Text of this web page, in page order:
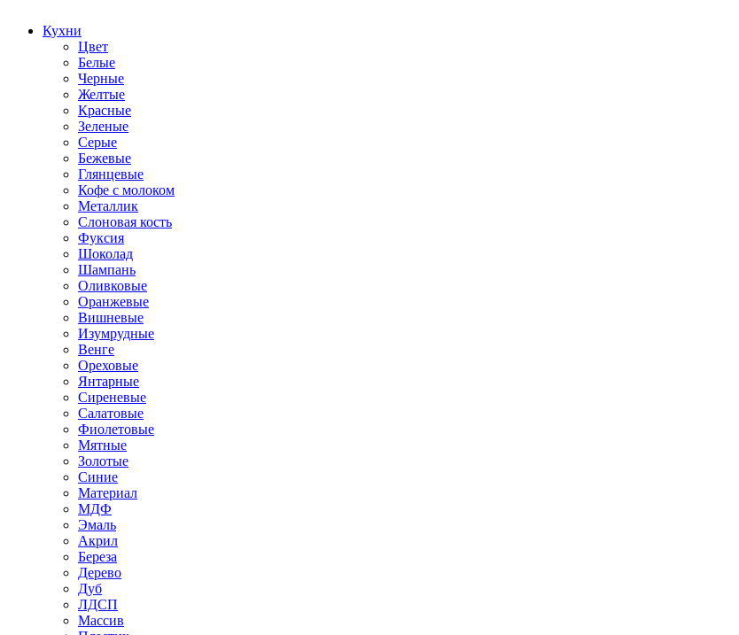
Кухни
Цвет
Белые
Черные
Желтые
Красные
Зеленые
Серые
Бежевые
Глянцевые
Кофе с молоком
Металлик
Слоновая кость
Фуксия
Шоколад
Шампань
Оливковые
Оранжевые
Вишневые
Изумрудные
Венге
Ореховые
Янтарные
Сиреневые
Салатовые
Фиолетовые
Мятные
Золотые
Синие
Материал
МДФ
Эмаль
Акрил
Береза
Дерево
Дуб
ЛДСП
Массив